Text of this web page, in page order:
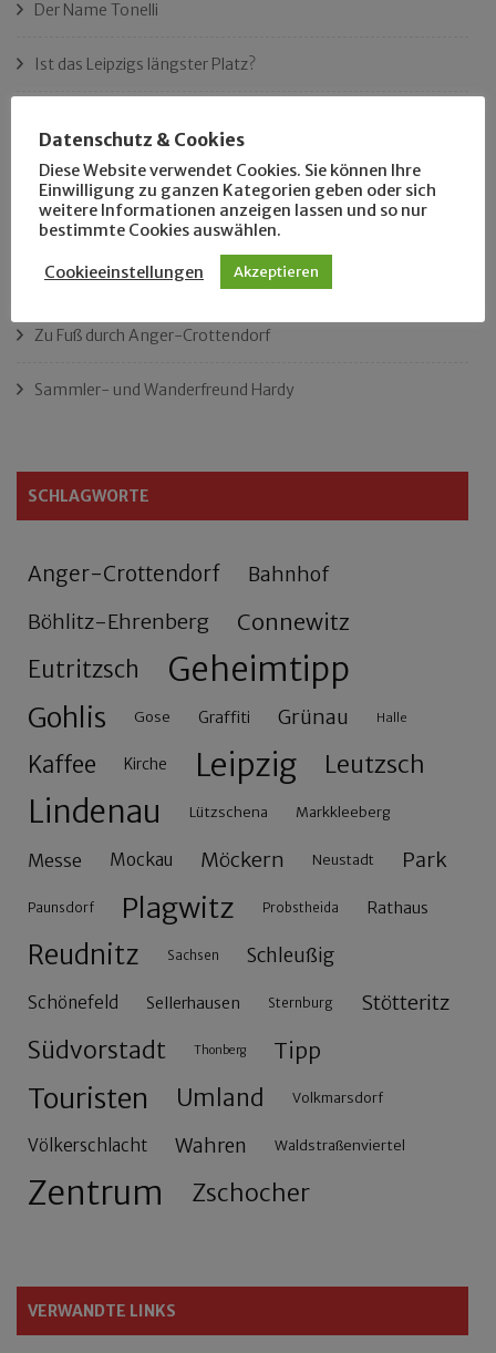
Der Name Tonelli
Ist das Leipzigs längster Platz?
Das neue Eutritzsch-Buch
Der Leipziger Schmiedetag von 1904
Rennfahrer in Schönefeld und Zschocher
Zu Fuß durch Anger-Crottendorf
Sammler- und Wanderfreund Hardy
SCHLAGWORTE
Anger-Crottendorf Bahnhof
Böhlitz-Ehrenberg Connewitz
Eutritzsch Geheimtipp
Gohlis Gose Graffiti Grünau Halle
Kaffee Kirche Leipzig Leutzsch
Lindenau Lützschena Markkleeberg
Messe Mockau Möckern Neustadt Park
Paunsdorf Plagwitz Probstheida Rathaus
Reudnitz Sachsen Schleußig
Schönefeld Sellerhausen Sternburg Stötteritz
Südvorstadt Thonberg Tipp
Touristen Umland Volkmarsdorf
Völkerschlacht Wahren Waldstraßenviertel
Zentrum Zschocher
VERWANDTE LINKS
Datenschutz & Cookies
Diese Website verwendet Cookies. Sie können Ihre
Einwilligung zu ganzen Kategorien geben oder sich
weitere Informationen anzeigen lassen und so nur
bestimmte Cookies auswählen.
Cookieeinstellungen Akzeptieren